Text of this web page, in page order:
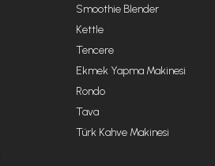
Smoothie Blender
Kettle
Tencere
Ekmek Yapma Makinesi
Rondo
Tava
Türk Kahve Makinesi